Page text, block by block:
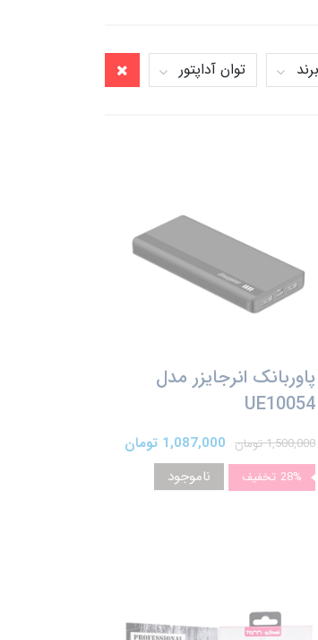
برند توان آداپتور
پاوربانک انرجایزر مدل
UE10054
1,500,000 تومان 1,087,000 تومان
28% تخفیف ناموجود